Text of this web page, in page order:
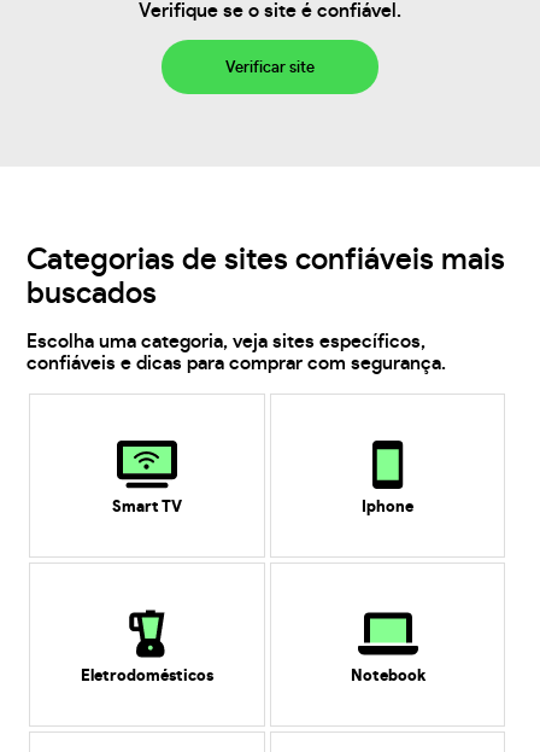
Verifique se o site é confiável.
Verificar site
Categorias de sites confiáveis mais
buscados
Escolha uma categoria, veja sites específicos,
confiáveis e dicas para comprar com segurança.
Smart TV Iphone
Eletrodomésticos Notebook